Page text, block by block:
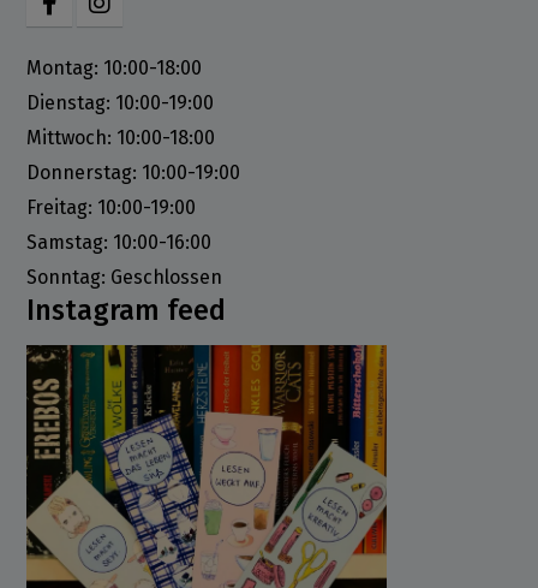
Montag: 10:00-18:00
Dienstag: 10:00-19:00
Mittwoch: 10:00-18:00
Donnerstag: 10:00-19:00
Freitag: 10:00-19:00
Samstag: 10:00-16:00
Sonntag: Geschlossen
Instagram feed